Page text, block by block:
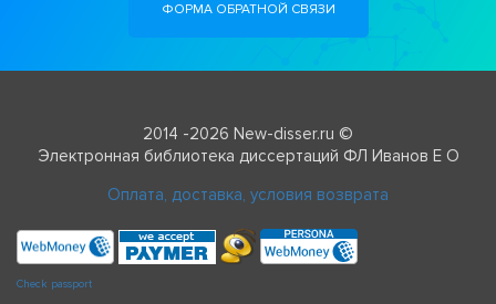
ФОРМА ОБРАТНОЙ СВЯЗИ
2014 -2026 New-disser.ru ©
Электронная библиотека диссертаций ФЛ Иванов Е О
Оплата, доставка, условия возврата
Check passport